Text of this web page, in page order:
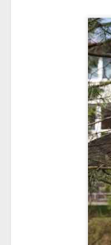
Z Iwli, przez Łazy i Krzyż
Pamięci na Chyrową Górę
postanowiliśmy odwiedzić takie
mało znane miejsce w Iwli, które
na mapie nazywa się "Krzyż